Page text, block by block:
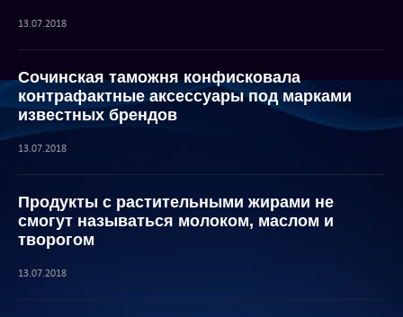
13.07.2018
Сочинская таможня конфисковала
контрафактные аксессуары под марками
известных брендов
13.07.2018
Продукты с растительными жирами не
смогут называться молоком, маслом и
творогом
13.07.2018